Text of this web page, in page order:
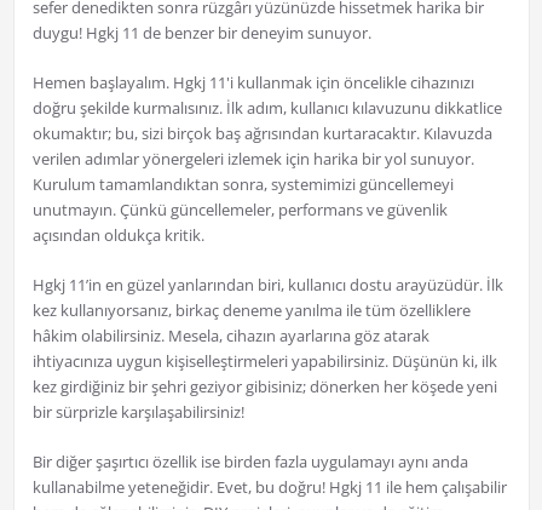
sefer denedikten sonra rüzgârı yüzünüzde hissetmek harika bir
duygu! Hgkj 11 de benzer bir deneyim sunuyor.
Hemen başlayalım. Hgkj 11'i kullanmak için öncelikle cihazınızı
doğru şekilde kurmalısınız. İlk adım, kullanıcı kılavuzunu dikkatlice
okumaktır; bu, sizi birçok baş ağrısından kurtaracaktır. Kılavuzda
verilen adımlar yönergeleri izlemek için harika bir yol sunuyor.
Kurulum tamamlandıktan sonra, systemimizi güncellemeyi
unutmayın. Çünkü güncellemeler, performans ve güvenlik
açısından oldukça kritik.
Hgkj 11’in en güzel yanlarından biri, kullanıcı dostu arayüzüdür. İlk
kez kullanıyorsanız, birkaç deneme yanılma ile tüm özelliklere
hâkim olabilirsiniz. Mesela, cihazın ayarlarına göz atarak
ihtiyacınıza uygun kişiselleştirmeleri yapabilirsiniz. Düşünün ki, ilk
kez girdiğiniz bir şehri geziyor gibisiniz; dönerken her köşede yeni
bir sürprizle karşılaşabilirsiniz!
Bir diğer şaşırtıcı özellik ise birden fazla uygulamayı aynı anda
kullanabilme yeteneğidir. Evet, bu doğru! Hgkj 11 ile hem çalışabilir